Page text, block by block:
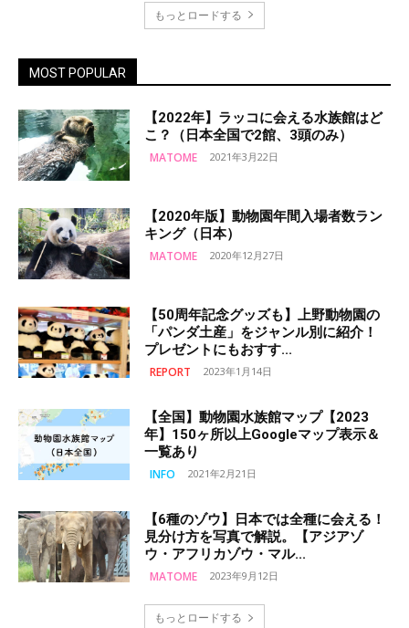
もっとロードする
MOST POPULAR
【2022年】ラッコに会える水族館はど
こ？（日本全国で2館、3頭のみ）
MATOME 2021年3月22日
【2020年版】動物園年間入場者数ラン
キング（日本）
MATOME 2020年12月27日
【50周年記念グッズも】上野動物園の
「パンダ土産」をジャンル別に紹介！
プレゼントにもおすす...
REPORT 2023年1月14日
【全国】動物園水族館マップ【2023
年】150ヶ所以上Googleマップ表示＆
一覧あり
INFO 2021年2月21日
【6種のゾウ】日本では全種に会える！
見分け方を写真で解説。【アジアゾ
ウ・アフリカゾウ・マル...
MATOME 2023年9月12日
もっとロードする